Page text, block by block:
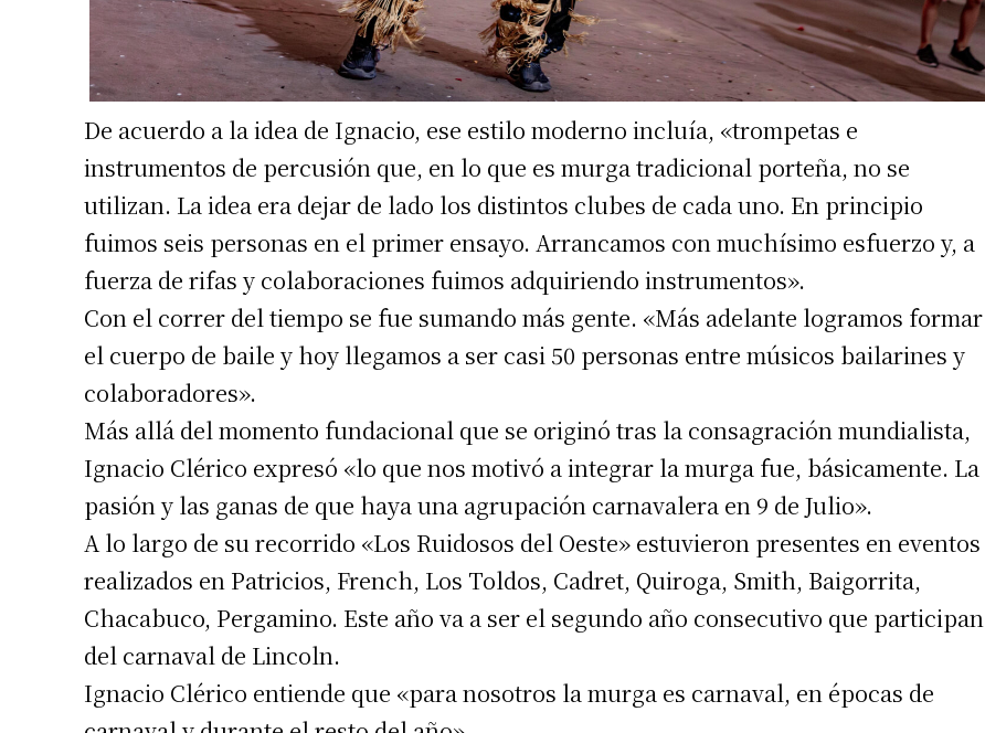
De acuerdo a la idea de Ignacio, ese estilo moderno incluía, «trompetas e
instrumentos de percusión que, en lo que es murga tradicional porteña, no se
utilizan. La idea era dejar de lado los distintos clubes de cada uno. En principio
fuimos seis personas en el primer ensayo. Arrancamos con muchísimo esfuerzo y, a
fuerza de rifas y colaboraciones fuimos adquiriendo instrumentos».
Con el correr del tiempo se fue sumando más gente. «Más adelante logramos formar
el cuerpo de baile y hoy llegamos a ser casi 50 personas entre músicos bailarines y
colaboradores».
Más allá del momento fundacional que se originó tras la consagración mundialista,
Ignacio Clérico expresó «lo que nos motivó a integrar la murga fue, básicamente. La
pasión y las ganas de que haya una agrupación carnavalera en 9 de Julio».
A lo largo de su recorrido «Los Ruidosos del Oeste» estuvieron presentes en eventos
realizados en Patricios, French, Los Toldos, Cadret, Quiroga, Smith, Baigorrita,
Chacabuco, Pergamino. Este año va a ser el segundo año consecutivo que participan
del carnaval de Lincoln.
Ignacio Clérico entiende que «para nosotros la murga es carnaval, en épocas de